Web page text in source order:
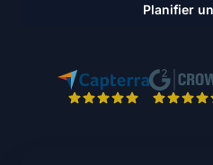
Planifier